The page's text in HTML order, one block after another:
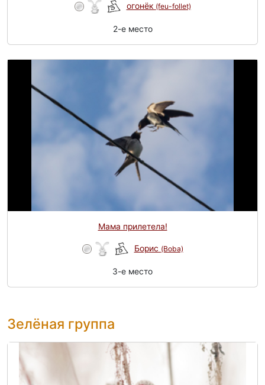
огонёк (feu-follet)
2-e место
Мама прилетела!
Борис (Boba)
3-e место
Зелёная группа